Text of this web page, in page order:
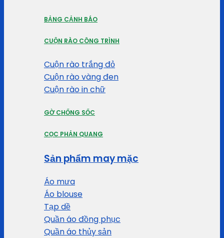
BẢNG CẢNH BÁO
CUỘN RÀO CÔNG TRÌNH
Cuộn rào trắng đỏ
Cuộn rào vàng đen
Cuộn rào in chữ
GỜ CHỐNG SỐC
CỌC PHẢN QUANG
Sản phẩm may mặc
Áo mưa
Áo blouse
Tạp dề
Quần áo đồng phục
Quần áo thủy sản